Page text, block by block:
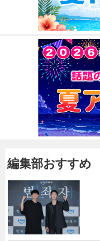
編集部おすすめ